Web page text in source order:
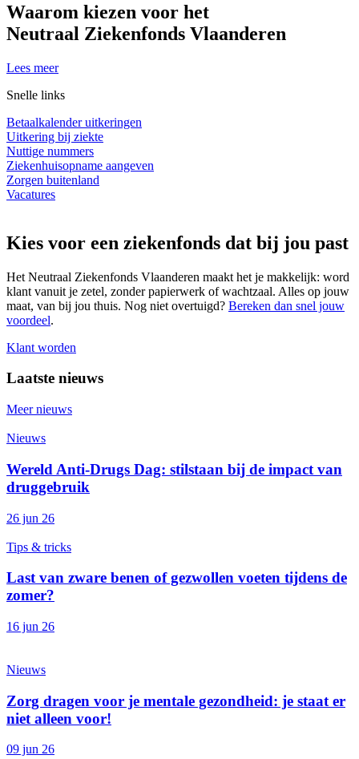
Waarom kiezen voor het
Neutraal Ziekenfonds Vlaanderen
Lees meer
Snelle links
Betaalkalender uitkeringen
Uitkering bij ziekte
Nuttige nummers
Ziekenhuisopname aangeven
Zorgen buitenland
Vacatures
Kies voor een ziekenfonds dat bij jou past
Het Neutraal Ziekenfonds Vlaanderen maakt het je makkelijk: word
klant vanuit je zetel, zonder papierwerk of wachtzaal. Alles op jouw
maat, van bij jou thuis. Nog niet overtuigd? Bereken dan snel jouw
voordeel.
Klant worden
Laatste nieuws
Meer nieuws
Nieuws
Wereld Anti-Drugs Dag: stilstaan bij de impact van
druggebruik
26 jun 26
Tips & tricks
Last van zware benen of gezwollen voeten tijdens de
zomer?
16 jun 26
Nieuws
Zorg dragen voor je mentale gezondheid: je staat er
niet alleen voor!
09 jun 26